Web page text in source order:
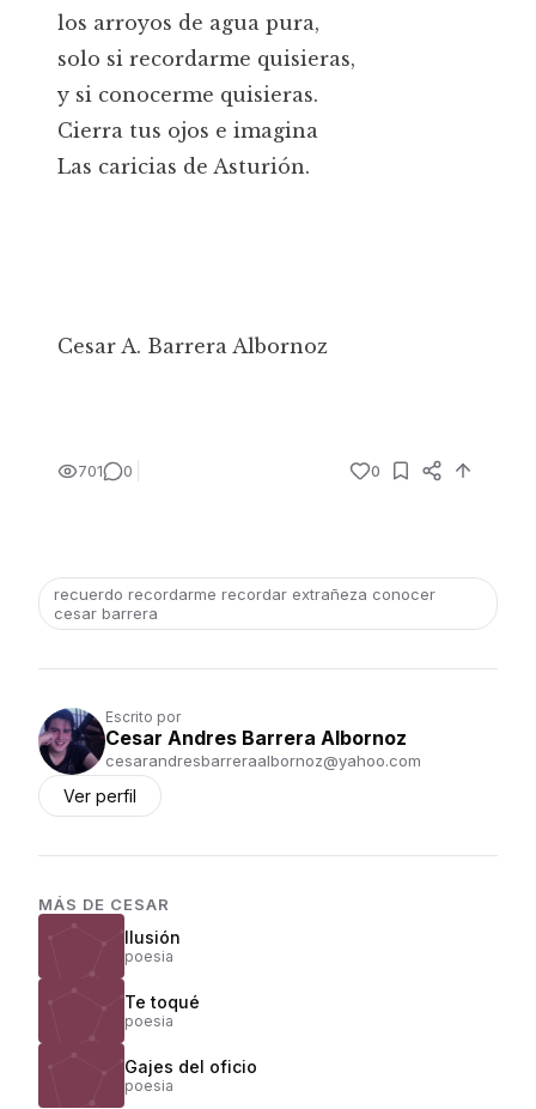
los arroyos de agua pura,
solo si recordarme quisieras,
y si conocerme quisieras.
Cierra tus ojos e imagina
Las caricias de Asturión.
Cesar A. Barrera Albornoz
701 0 0
recuerdo recordarme recordar extrañeza conocer
cesar barrera
Escrito por
Cesar Andres Barrera Albornoz
cesarandresbarreraalbornoz@yahoo.com
Ver perfil
MÁS DE CESAR
Ilusión
poesia
Te toqué
poesia
Gajes del oficio
poesia